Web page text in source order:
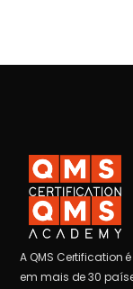
A QMS Certification
em mais de 30